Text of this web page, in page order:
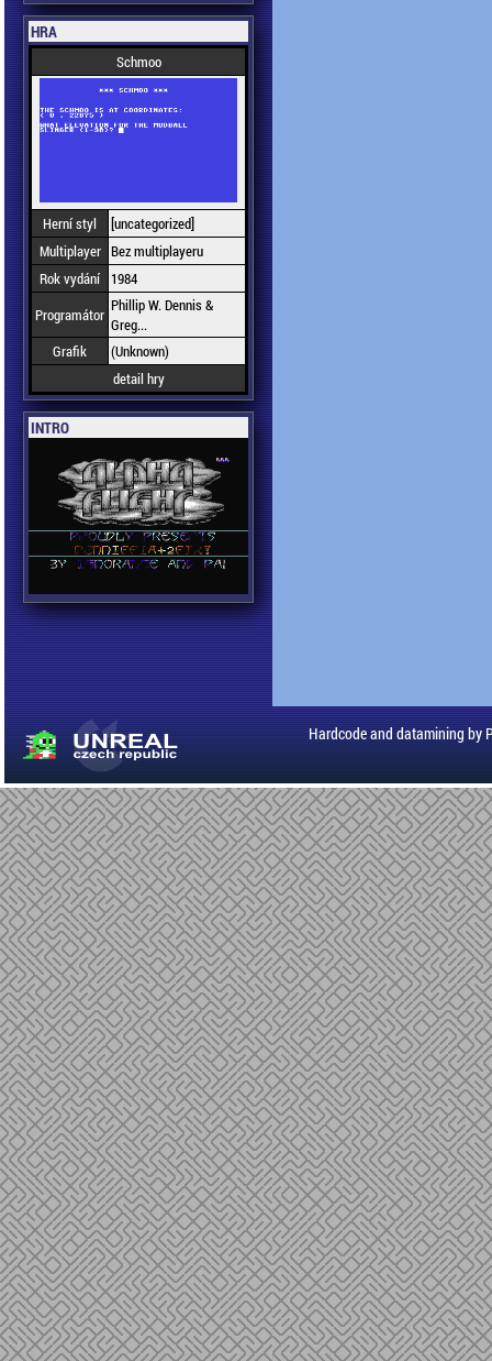
HRA
Schmoo
Herní styl
[uncategorized]
Multiplayer Bez multiplayeru
Rok vydání
1984
Programátor Phillip W. Dennis &
Greg...
Grafik
(Unknown)
detail hry
INTRO
Hardcode and datamining by